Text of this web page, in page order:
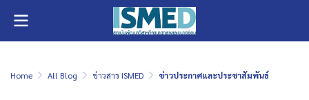
Home All Blog ข่าวสาร ISMED ข่าวประกาศและประชาสัมพันธ์